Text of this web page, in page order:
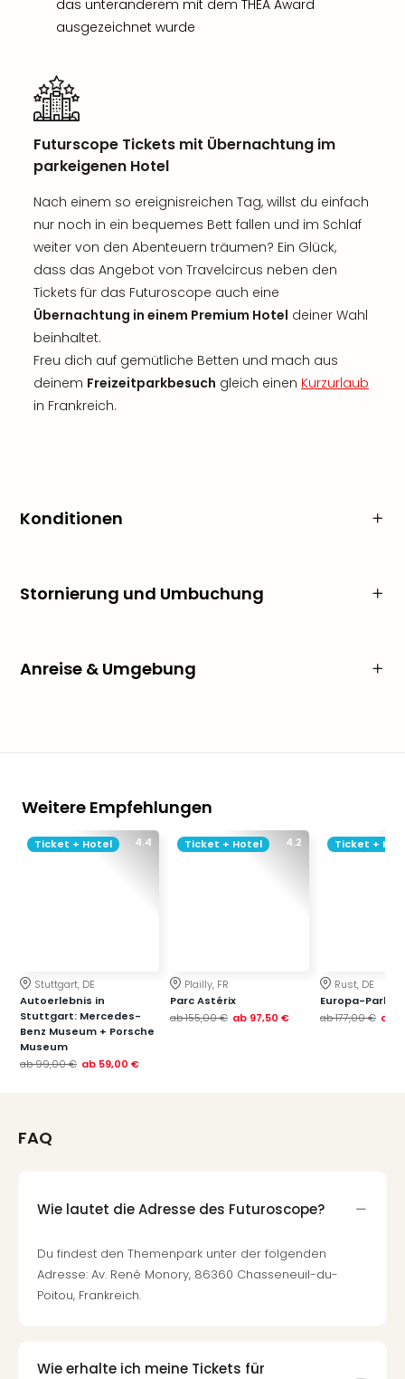
das unteranderem mit dem THEA Award
ausgezeichnet wurde
Futurscope Tickets mit Übernachtung im
parkeigenen Hotel
Nach einem so ereignisreichen Tag, willst du einfach
nur noch in ein bequemes Bett fallen und im Schlaf
weiter von den Abenteuern träumen? Ein Glück,
dass das Angebot von Travelcircus neben den
Tickets für das Futuroscope auch eine
Übernachtung in einem Premium Hotel deiner Wahl
beinhaltet.
Freu dich auf gemütliche Betten und mach aus
deinem Freizeitparkbesuch gleich einen Kurzurlaub
in Frankreich.
Konditionen
Stornierung und Umbuchung
Anreise & Umgebung
Weitere Empfehlungen
4.4
Ticket + Hotel
Stuttgart, DE
Autoerlebnis in
Stuttgart: Mercedes-
Benz Museum + Porsche
Museum
ab99,00 € ab 59,00 €
4.2
Ticket + Hotel
Plailly, FR
Parc Astérix
ab155,00 € ab 97,50 €
Ticket +
Rust, DE
Europa-Park
ab177,00 € ab
FAQ
Wie lautet die Adresse des Futuroscope?
Du findest den Themenpark unter der folgenden
Adresse: Av. René Monory, 86360 Chasseneuil-du-
Poitou, Frankreich.
Wie erhalte ich meine Tickets für